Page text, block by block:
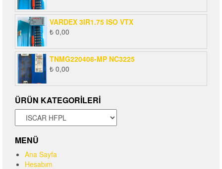
VARDEX 3IR1.75 ISO VTX
₺ 0,00
TNMG220408-MP NC3225
₺ 0,00
ÜRÜN KATEGORILERI
MENÜ
Ana Sayfa
Hesabım